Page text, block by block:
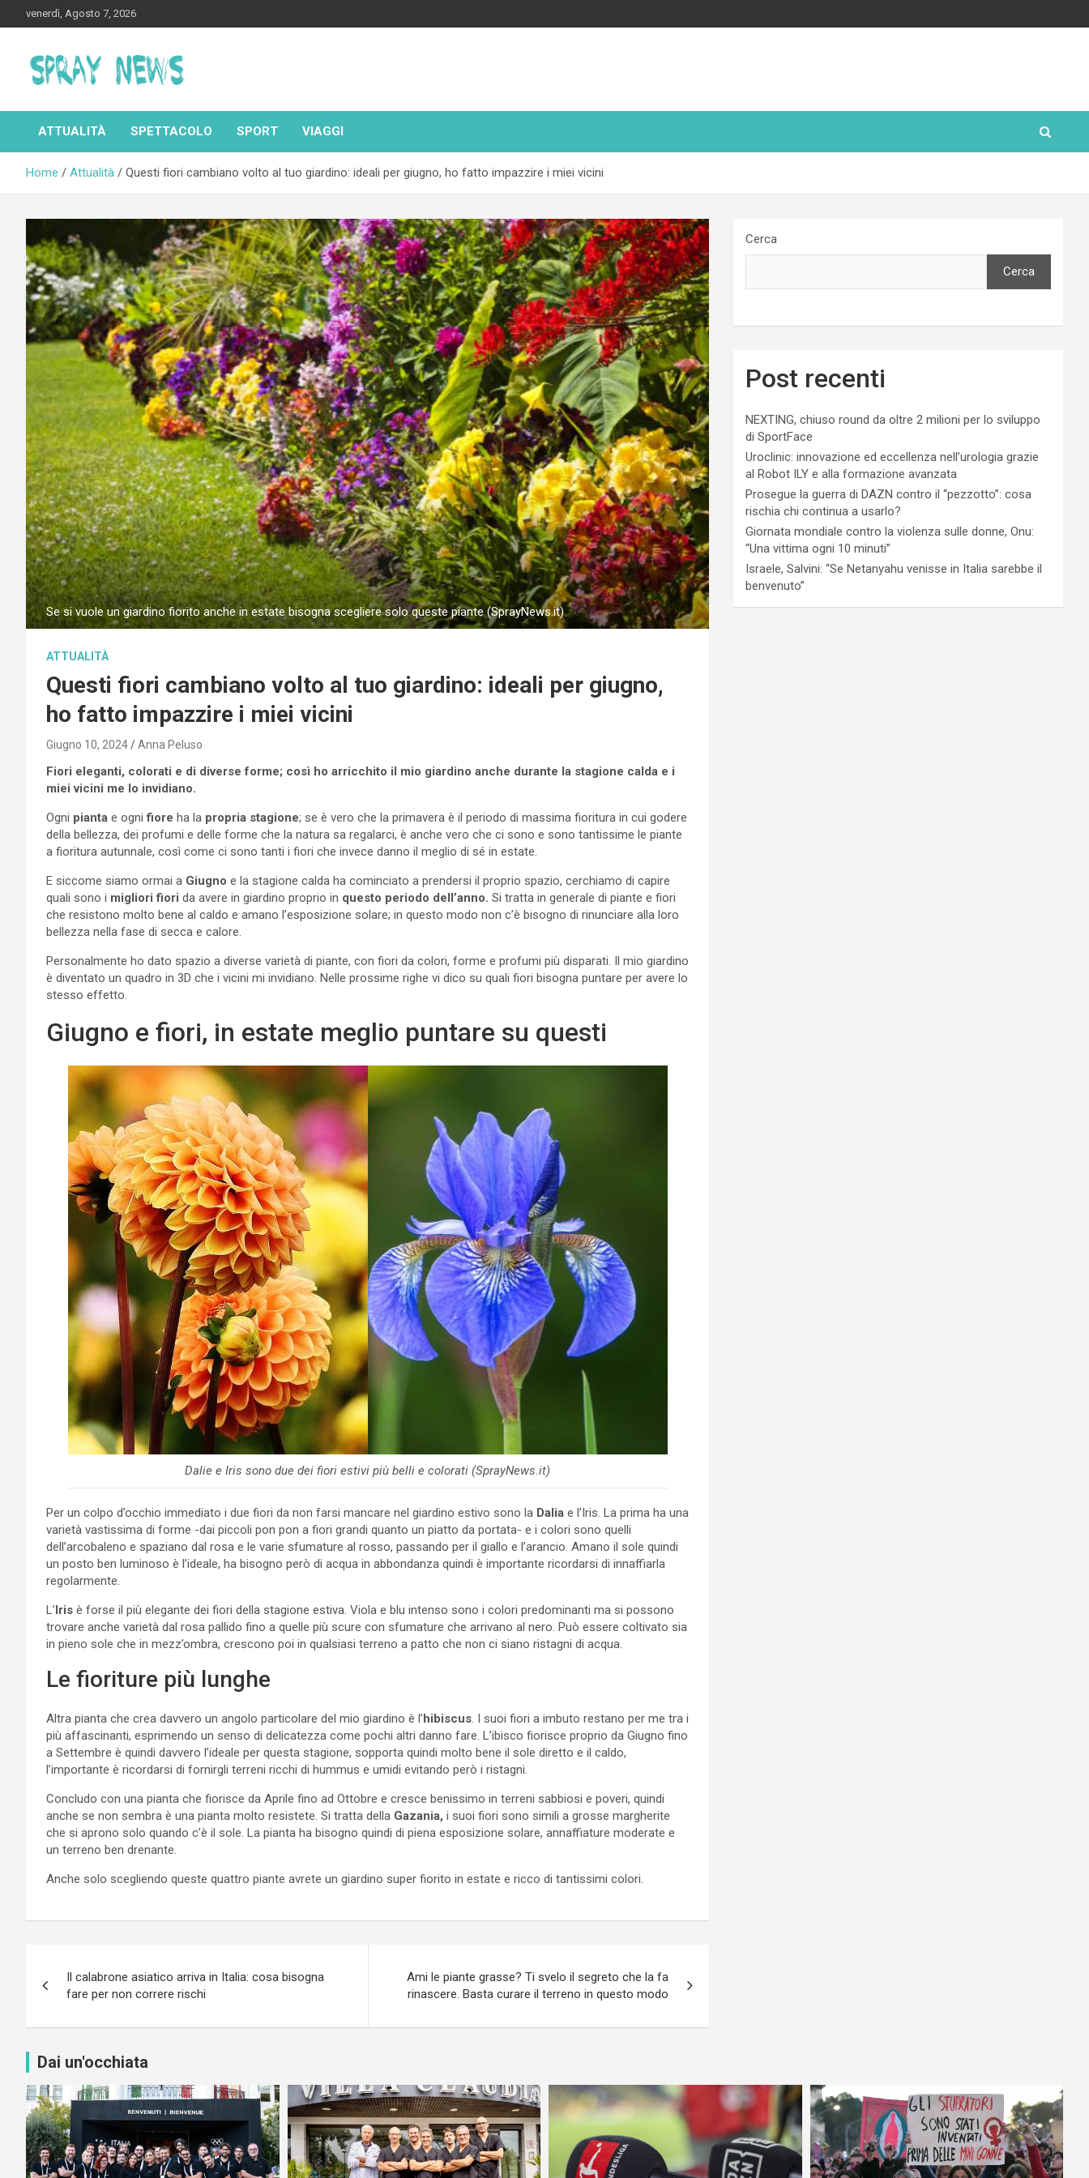
to
venerdì, Agosto 7, 2026
Spraynews.it
ATTUALITÀ SPETTACOLO SPORT VIAGGI
Home Attualità Questi fiori cambiano volto al tuo giardino: ideali per giugno, ho fatto impazzire i miei vicini
Se si vuole un giardino fiorito anche in estate bisogna scegliere solo queste piante (SprayNews.it)
ATTUALITÀ
Questi fiori cambiano volto al tuo giardino: ideali per giugno,
ho fatto impazzire i miei vicini
Giugno 10, 2024 Anna Peluso
Fiori eleganti, colorati e di diverse forme; così ho arricchito il mio giardino anche durante la stagione calda e i
miei vicini me lo invidiano.
Ogni pianta e ognifiore ha la propria stagione; se è vero che la primavera è il periodo di massima fioritura in cui godere
della bellezza, dei profumi e delle forme che la natura sa regalarci, è anche vero che ci sono e sono tantissime le piante
a fioritura autunnale, così come ci sono tanti i fiori che invece danno il meglio di sé in estate.
E siccome siamo ormai a Giugno e la stagione calda ha cominciato a prendersi il proprio spazio, cerchiamo di capire
quali sono i migliori fiori da avere in giardino proprio in questo periodo dell’anno. Si tratta in generale di piante e fiori
che resistono molto bene al caldo e amano l’esposizione solare; in questo modo non c’è bisogno di rinunciare alla loro
bellezza nella fase di secca e calore.
Personalmente ho dato spazio a diverse varietà di piante, con fiori da colori, forme e profumi più disparati. Il mio giardino
è diventato un quadro in 3D che i vicini mi invidiano. Nelle prossime righe vi dico su quali fiori bisogna puntare per avere lo
stesso effetto.
Giugno e fiori, in estate meglio puntare su questi
Dalie e Iris sono due dei fiori estivi più belli e colorati (SprayNews.it)
Per un colpo d’occhio immediato i due fiori da non farsi mancare nel giardino estivo sono la Dalia e l’Iris. La prima ha una
varietà vastissima di forme -dai piccoli pon pon a fiori grandi quanto un piatto da portata- e i colori sono quelli
dell’arcobaleno e spaziano dal rosa e le varie sfumature al rosso, passando per il giallo e l’arancio. Amano il sole quindi
un posto ben luminoso è l’ideale, ha bisogno però di acqua in abbondanza quindi è importante ricordarsi di innaffiarla
regolarmente.
L’Iris è forse il più elegante dei fiori della stagione estiva. Viola e blu intenso sono i colori predominanti ma si possono
trovare anche varietà dal rosa pallido fino a quelle più scure con sfumature che arrivano al nero. Può essere coltivato sia
in pieno sole che in mezz’ombra, crescono poi in qualsiasi terreno a patto che non ci siano ristagni di acqua.
Le fioriture più lunghe
Altra pianta che crea davvero un angolo particolare del mio giardino è l’hibiscus . I suoi fiori a imbuto restano per me tra i
più affascinanti, esprimendo un senso di delicatezza come pochi altri danno fare. L’ibisco fiorisce proprio da Giugno fino
a Settembre è quindi davvero l’ideale per questa stagione, sopporta quindi molto bene il sole diretto e il caldo,
l’importante è ricordarsi di fornirgli terreni ricchi di hummus e umidi evitando però i ristagni.
Concludo con una pianta che fiorisce da Aprile fino ad Ottobre e cresce benissimo in terreni sabbiosi e poveri, quindi
anche se non sembra è una pianta molto resistete. Si tratta della Gazania, i suoi fiori sono simili a grosse margherite
che si aprono solo quando c’è il sole. La pianta ha bisogno quindi di piena esposizione solare, annaffiature moderate e
un terreno ben drenante.
Anche solo scegliendo queste quattro piante avrete un giardino super fiorito in estate e ricco di tantissimi colori.
articoli
Il calabrone asiatico arriva in Italia: cosa bisogna
fare per non correre rischi
Ami le piante grasse? Ti svelo il segreto che la fa
rinascere. Basta curare il terreno in questo modo
Cerca
Cerca
Post recenti
NEXTING, chiuso round da oltre 2 milioni per lo sviluppo
di SportFace
Uroclinic: innovazione ed eccellenza nell’urologia grazie
al Robot ILY e alla formazione avanzata
Prosegue la guerra di DAZN contro il “pezzotto”: cosa
rischia chi continua a usarlo?
Giornata mondiale contro la violenza sulle donne, Onu:
“Una vittima ogni 10 minuti”
Israele, Salvini: “Se Netanyahu venisse in Italia sarebbe il
benvenuto”
Dai un'occhiata